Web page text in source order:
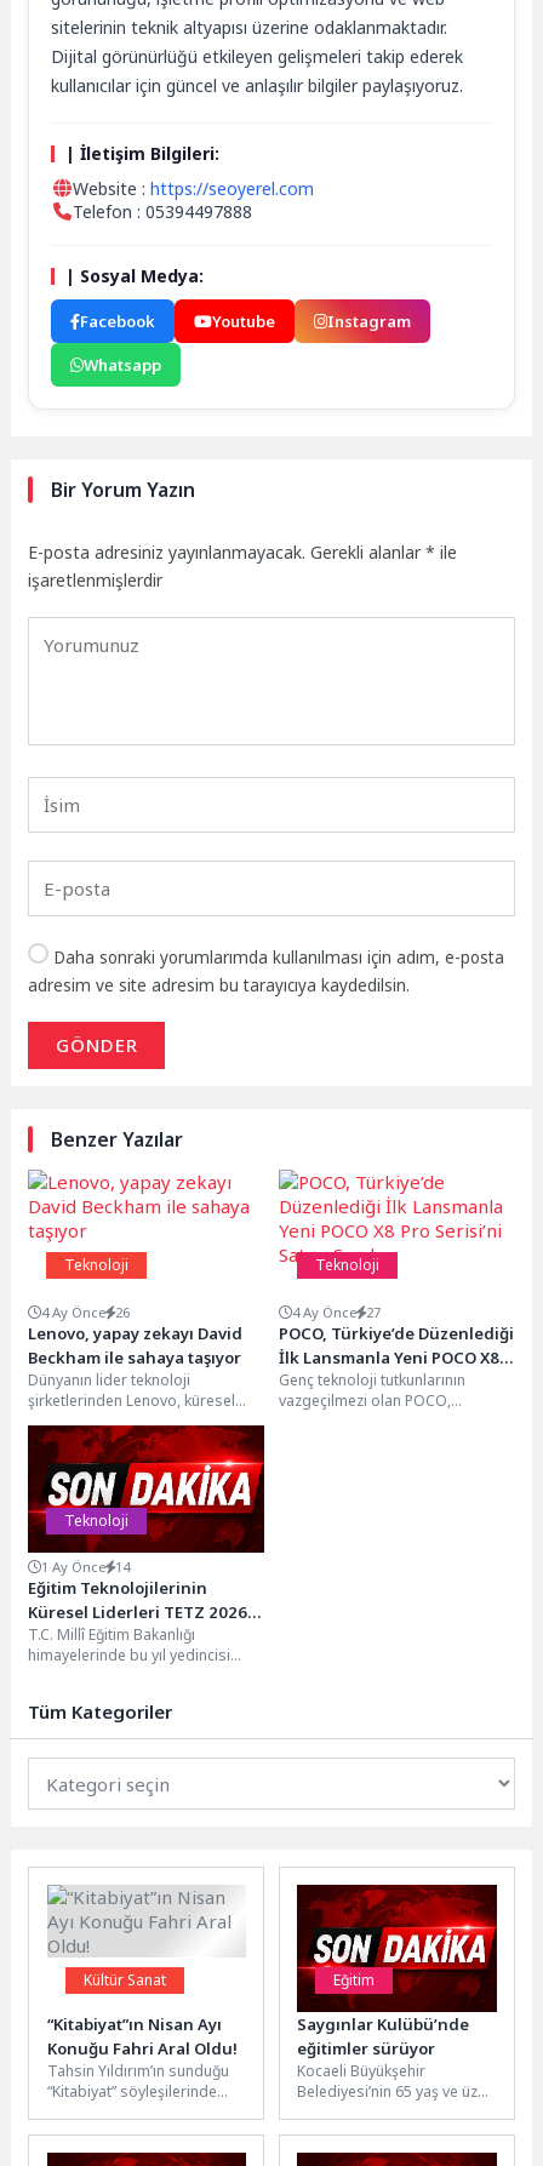
sitelerinin teknik altyapısı üzerine odaklanmaktadır.
Dijital görünürlüğü etkileyen gelişmeleri takip ederek
kullanıcılar için güncel ve anlaşılır bilgiler paylaşıyoruz.
| İletişim Bilgileri:
Website :https://seoyerel.com
Telefon : 05394497888
| Sosyal Medya:
Facebook Youtube
Instagram
Whatsapp
Bir Yorum Yazın
E-posta adresiniz yayınlanmayacak. Gerekli alanlar* ile
işaretlenmişlerdir
Daha sonraki yorumlarımda kullanılması için adım, e-posta
adresim ve site adresim bu tarayıcıya kaydedilsin.
GÖNDER
Benzer Yazılar
Teknoloji
4 Ay Önce 26
Lenovo, yapay zekayı David
Beckham ile sahaya taşıyor
Dünyanın lider teknoloji
şirketlerinden Lenovo, küresel
futbol ekosistemindeki rolünü
güçlendirecek önemli bir iş
birliğine imza...
Teknoloji
4 Ay Önce 27
POCO, Türkiye’de Düzenlediği
İlk Lansmanla Yeni POCO X8
Pro Serisi’ni Satışa Sundu
Genç teknoloji tutkunlarının
vazgeçilmezi olan POCO,
Teknoloji
1 Ay Önce 14
Eğitim Teknolojilerinin
Küresel Liderleri TETZ 2026
İçin İstanbul’da Buluşuyor
T.C. Millî Eğitim Bakanlığı
himayelerinde bu yıl yedincisi
Tüm Kategoriler
Kültür Sanat
“Kitabiyat”ın Nisan Ayı
Konuğu Fahri Aral Oldu!
Tahsin Yıldırım’ın sunduğu
“Kitabiyat” söyleşilerinde
oldu. 3 Nisan Cuma akşamı...
Eğitim
Saygınlar Kulübü’nde
eğitimler sürüyor
Kocaeli Büyükşehir
Belediyesi’nin 65 yaş ve üzeri
daha aktif şekilde dahil
ettiği...